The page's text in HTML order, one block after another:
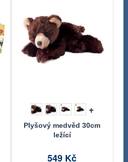
+
Plyšový medvěd 30cm
ležící
549 Kč